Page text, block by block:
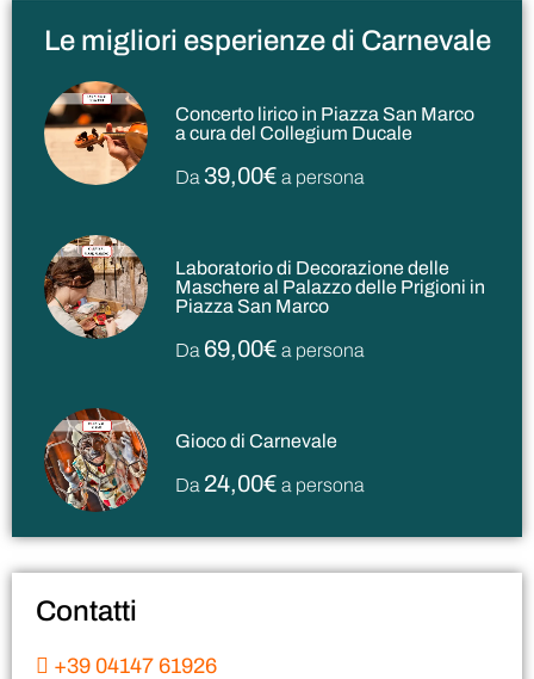
Le migliori esperienze di Carnevale
Concerto lirico in Piazza San Marco
a cura del Collegium Ducale
Da39,00€ a persona
Laboratorio di Decorazione delle
Maschere al Palazzo delle Prigioni in
Piazza San Marco
Da 69,00€ a persona
Gioco di Carnevale
Da 24,00€ a persona
Contatti
+39 04147 61926